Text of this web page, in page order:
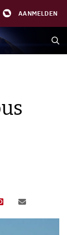
AANMELDEN